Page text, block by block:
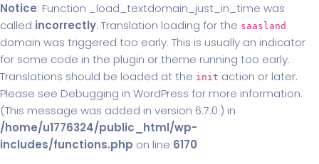
Notice: Function _load_textdomain_just_in_time was
called incorrectly. Translation loading for the saasland
domain was triggered too early. This is usually an indicator
for some code in the plugin or theme running too early.
Translations should be loaded at the init action or later.
Please see Debugging in WordPress for more information.
(This message was added in version 6.7.0.) in
/home/u1776324/public_html/wp-
includes/functions.php on line 6170